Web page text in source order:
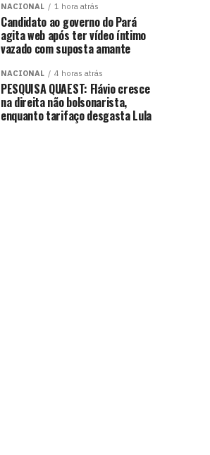
NACIONAL 1 hora atrás
Candidato ao governo do Pará
agita web após ter vídeo íntimo
vazado com suposta amante
NACIONAL 4 horas atrás
PESQUISA QUAEST: Flávio cresce
na direita não bolsonarista,
enquanto tarifaço desgasta Lula